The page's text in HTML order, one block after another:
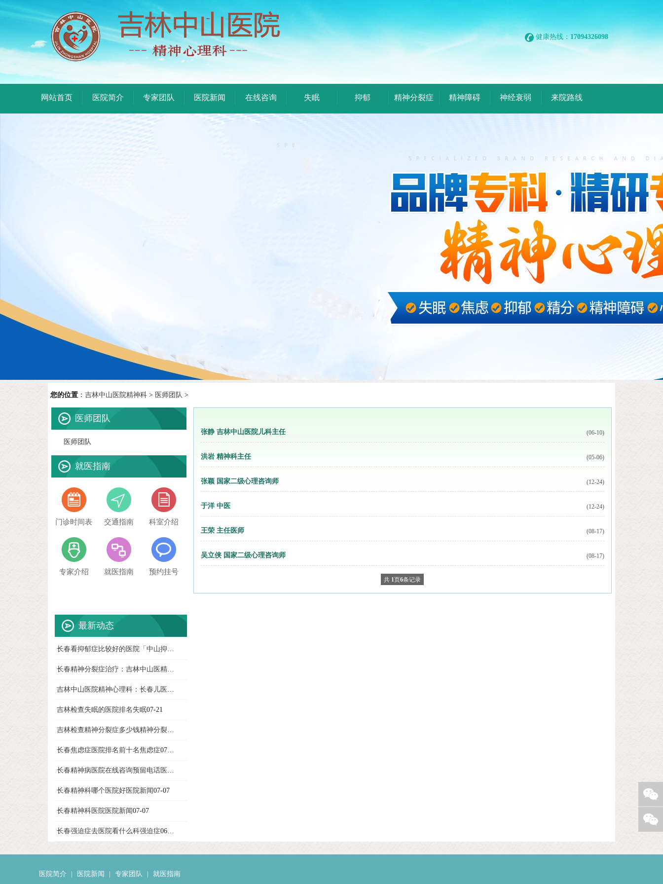
健康热线： 17094326098
网站首页 医院简介 专家团队 医院新闻 在线咨询 失眠 抑郁 精神分裂症 精神障碍 神经衰弱 来院路线
您的位置 ： 吉林中山医院精神科 > 医师团队 >
医师团队
医师团队
就医指南
门诊时间表 交通指南 科室介绍
专家介绍 就医指南 预约挂号
最新动态
长春看抑郁症比较好的医院「中山抑郁症
长春精神分裂症治疗：吉林中山医精神分裂症
吉林中山医院精神心理科：长春儿医院新闻
吉林检查失眠的医院排名失眠07-21
吉林检查精神分裂症多少钱精神分裂症
长春焦虑症医院排名前十名焦虑症07-08
长春精神病医院在线咨询预留电话医院新闻
长春精神科哪个医院好医院新闻07-07
长春精神科医院医院新闻07-07
长春强迫症去医院看什么科强迫症06-26
(06-10)
张静 吉林中山医院儿科主任
(05-06)
洪岩 精神科主任
(12-24)
张颖 国家二级心理咨询师
(12-24)
于洋 中医
(08-17)
王荣 主任医师
(08-17)
吴立侠 国家二级心理咨询师
共 1页6条记录
医院简介 医院新闻 专家团队 就医指南